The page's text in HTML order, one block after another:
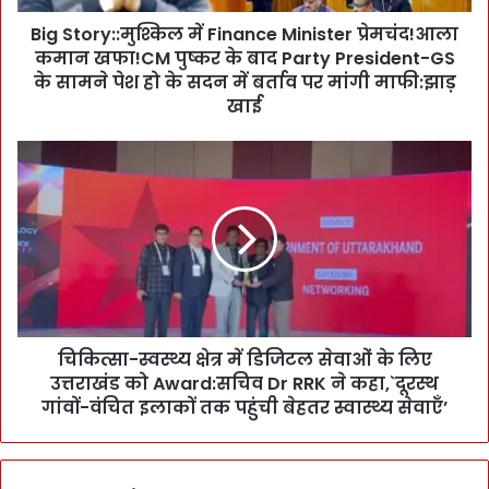
:
श्कि
i
n
a
n
c
M
i
e
Big Story::मुश्किल में Finance Minister प्रेमचंद!आला
कमान खफा!CM पुष्कर के बाद Party President-GS
के सामने पेश हो के सदन में बर्ताव पर मांगी माफी:झाड़
खाई
कि
त्सा
स्व
स्थ्य
क्षे
त्र
में
चिकित्सा-स्वस्थ्य क्षेत्र में डिजिटल सेवाओं के लिए
उत्तराखंड को Award:सचिव Dr RRK ने कहा,`दूरस्थ
गांवों-वंचित इलाकों तक पहुंची बेहतर स्वास्थ्य सेवाएँ’